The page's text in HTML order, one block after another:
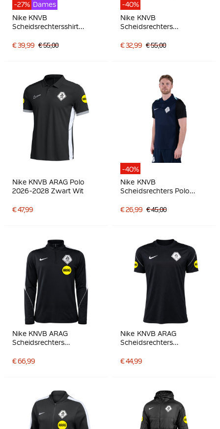
-27% Dames
Nike KNVB
Scheidsrechtersshirt
Felrood
€ 39,99 € 55,00
-40%
Nike KNVB
Scheidsrechters
Donkerblauw
€ 32,99 € 55,00
Nike KNVB ARAG Polo
2026-2028 Zwart Wit
€ 47,99
-40%
Nike KNVB
Scheidsrechters Polo
€ 26,99 € 45,00
Nike KNVB ARAG
Scheidsrechters
2026-2028 Zwart Wit
€ 66,99
Nike KNVB ARAG
Scheidsrechters
Zwart Wit
€ 44,99